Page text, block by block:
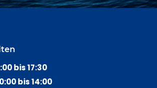
bis 17:30
bis 14:00